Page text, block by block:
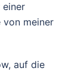
von meiner
auf die